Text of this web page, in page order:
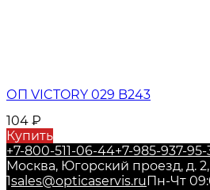
ОП VICTORY 029 B243
104 ₽
Купить
+7-800-511-06-44+7-985-937-95-
Москва, Югорский проезд, д. 2,
1sales@opticaservis.ruПн-Чт